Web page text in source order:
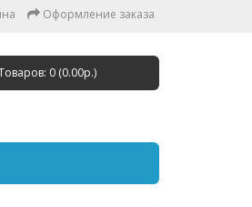
Оформление заказа
0 (0.00р.)